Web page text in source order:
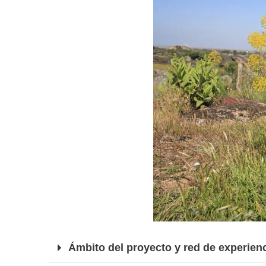
Ámbito del proyecto y red de